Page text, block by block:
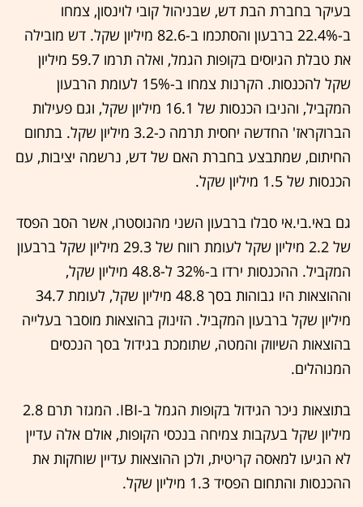
בעיקר בחברת הבת דש, שבניהול קובי לוינסון, צמחו
ב-22.4% ברבעון והסתכמו ב-82.6 מיליון שקל. דש מובילה
את טבלת הגיוסים בקופות הגמל, ואלה תרמו 59.7 מיליון
שקל להכנסות. הקרנות צמחו ב-15% לעומת הרבעון
המקביל, והניבו הכנסות של 16.1 מיליון שקל, וגם פעילות
הברוקראז' החדשה יחסית תרמה כ-3.2 מיליון שקל. בתחום
החיתום, שמתבצע בחברת האם של דש, נרשמה יציבות, עם
הכנסות של 1.5 מיליון שקל.
גם באי.בי.אי סבלו ברבעון השני מהנוסטרו, אשר הסב הפסד
של 2.2 מיליון שקל לעומת רווח של 29.3 מיליון שקל ברבעון
המקביל. ההכנסות ירדו ב-32% ל-48.8 מיליון שקל,
וההוצאות היו גבוהות בסך 48.8 מיליון שקל, לעומת 34.7
מיליון שקל ברבעון המקביל. הזינוק בהוצאות מוסבר בעלייה
בהוצאות השיווק והמטה, שתומכת בגידול בסך הנכסים
המנוהלים.
בתוצאות ניכר הגידול בקופות הגמל ב-IBI. המגזר תרם 2.8
מיליון שקל בעקבות צמיחה בנכסי הקופות, אולם אלה עדיין
לא הגיעו למאסה קריטית, ולכן ההוצאות עדיין שוחקות את
ההכנסות והתחום הפסיד 1.3 מיליון שקל.